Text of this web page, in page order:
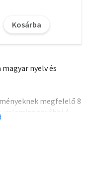
Kosárba
nyelv és
megfelelő 8
további 4
az új